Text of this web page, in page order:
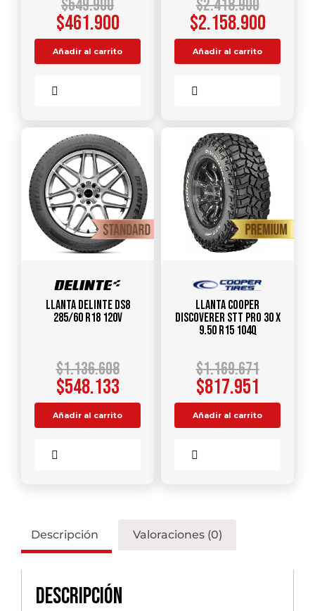
$549.900
$461.900
Añadir al carrito
$2.418.900
$2.158.900
Añadir al carrito
Llanta DELINTE DS8
285/60 R18 120V
$1.136.608
$548.133
Añadir al carrito
Llanta COOPER
DISCOVERER STT PRO 30 X
9.50 R15 104Q
$1.169.671
$817.951
Añadir al carrito
Descripción Valoraciones (0)
Descripción